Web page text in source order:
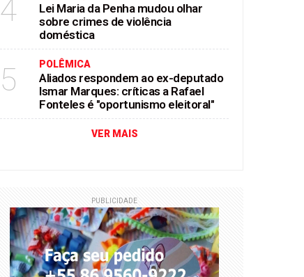
4
Lei Maria da Penha mudou olhar
sobre crimes de violência
doméstica
5 POLÊMICA
Aliados respondem ao ex-deputado
Ismar Marques: críticas a Rafael
Fonteles é "oportunismo eleitoral"
VER MAIS
PUBLICIDADE